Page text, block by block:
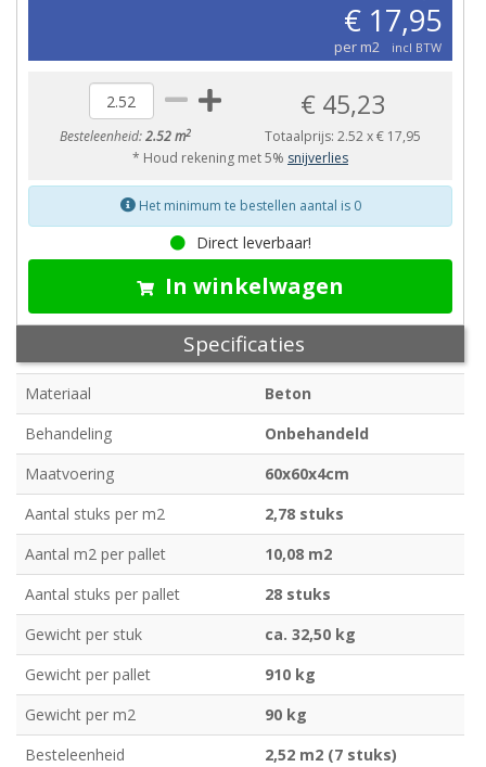
€ 17,95
per m2 incl BTW
Besteleenheid:2.52 m2
€ 45,23
Totaalprijs:2.52x€ 17,95
* Houd rekening met 5% snijverlies
Het minimum te bestellen aantal is 0
Direct leverbaar!
In winkelwagen
Specificaties
Materiaal
Beton
Behandeling
Onbehandeld
Maatvoering
60x60x4cm
Aantal stuks per m2
2,78 stuks
Aantal m2 per pallet
10,08 m2
Aantal stuks per pallet
28 stuks
Gewicht per stuk
ca. 32,50 kg
Gewicht per pallet
910 kg
Gewicht per m2
90 kg
Besteleenheid
2,52 m2 (7 stuks)